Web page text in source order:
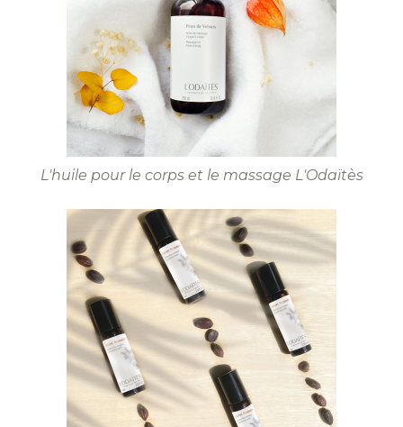
L'huile pour le corps et le massage L'Odaïtès